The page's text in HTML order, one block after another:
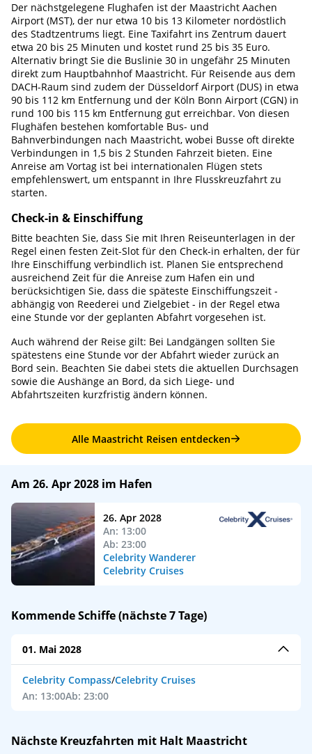
Der nächstgelegene Flughafen ist der Maastricht Aachen
Airport (MST), der nur etwa 10 bis 13 Kilometer nordöstlich
des Stadtzentrums liegt. Eine Taxifahrt ins Zentrum dauert
etwa 20 bis 25 Minuten und kostet rund 25 bis 35 Euro.
Alternativ bringt Sie die Buslinie 30 in ungefähr 25 Minuten
direkt zum Hauptbahnhof Maastricht. Für Reisende aus dem
DACH-Raum sind zudem der Düsseldorf Airport (DUS) in etwa
90 bis 112 km Entfernung und der Köln Bonn Airport (CGN) in
rund 100 bis 115 km Entfernung gut erreichbar. Von diesen
Flughäfen bestehen komfortable Bus- und
Bahnverbindungen nach Maastricht, wobei Busse oft direkte
Verbindungen in 1,5 bis 2 Stunden Fahrzeit bieten. Eine
Anreise am Vortag ist bei internationalen Flügen stets
empfehlenswert, um entspannt in Ihre Flusskreuzfahrt zu
starten.
Check-in & Einschiffung
Bitte beachten Sie, dass Sie mit Ihren Reiseunterlagen in der
Regel einen festen Zeit-Slot für den Check-in erhalten, der für
Ihre Einschiffung verbindlich ist. Planen Sie entsprechend
ausreichend Zeit für die Anreise zum Hafen ein und
berücksichtigen Sie, dass die späteste Einschiffungszeit -
abhängig von Reederei und Zielgebiet - in der Regel etwa
eine Stunde vor der geplanten Abfahrt vorgesehen ist.
Auch während der Reise gilt: Bei Landgängen sollten Sie
spätestens eine Stunde vor der Abfahrt wieder zurück an
Bord sein. Beachten Sie dabei stets die aktuellen Durchsagen
sowie die Aushänge an Bord, da sich Liege- und
Abfahrtszeiten kurzfristig ändern können.
Alle Maastricht Reisen entdecken
Am 26. Apr 2028 im Hafen
26. Apr 2028
An: 13:00
Ab: 23:00
Celebrity Wanderer
Celebrity Cruises
Kommende Schiffe (nächste 7 Tage)
01. Mai 2028
Celebrity Compass/Celebrity Cruises
An: 13:00Ab: 23:00
Nächste Kreuzfahrten mit Halt Maastricht